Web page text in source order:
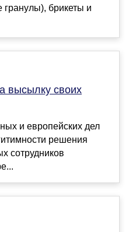
брикеты и
высылку своих
и европейских дел
решения
сотрудников